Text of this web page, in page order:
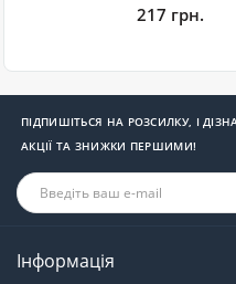
217 грн.
ПІДПИШІТЬСЯ НА РОЗСИЛКУ, І
АКЦІЇ ТА ЗНИЖКИ ПЕРШИМИ!
Інформація